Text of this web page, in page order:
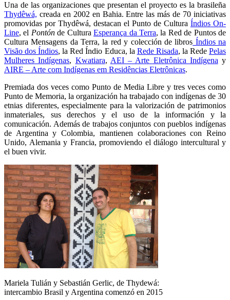
Una de las organizaciones que presentan el proyecto es la brasileña
Thydêwá, creada en 2002 en Bahia. Entre las más de 70 iniciativas
promovidas por Thydêwá, destacan el Punto de Cultura Índios On-
Line, el Pontónde CulturaEsperança da Terra, la Red de Puntos de
Cultura Mensagens da Terra, la red y colección de libros Índios na
Visão dos Índios, la Red Índio Educa, la Rede Risada, la RedePelas
Mulheres Indígenas, Kwatiara, AEI – Arte Eletrônica Indígena y
AIRE – Arte com Indígenas em Residências Eletrônicas.
Premiada dos veces como Punto de Media Libre y tres veces como
Punto de Memoria, la organización ha trabajado con indígenas de 30
etnias diferentes, especialmente para la valorización de patrimonios
inmateriales, sus derechos y el uso de la información y la
comunicación. Además de trabajos conjuntos con pueblos indígenas
de Argentina y Colombia, mantienen colaboraciones con Reino
Unido, Alemania y Francia, promoviendo el diálogo intercultural y
el buen vivir.
Mariela Tulián y Sebastián Gerlic, de Thydewá:
intercambio Brasil y Argentina comenzó en 2015